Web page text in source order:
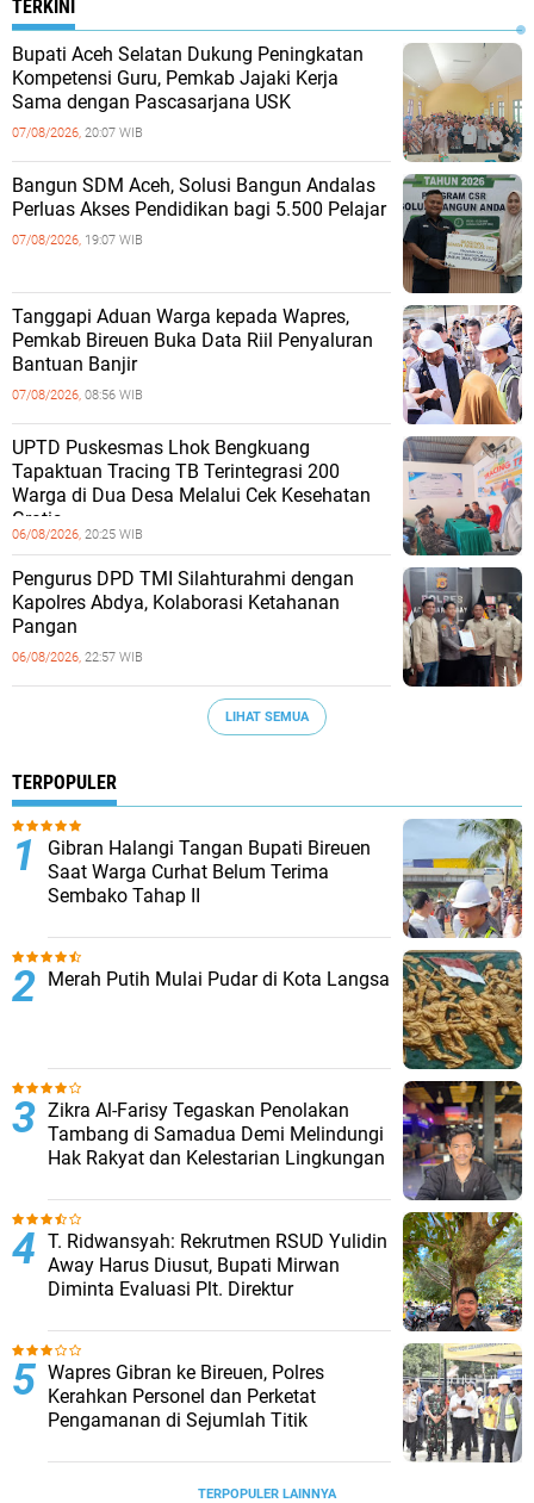
TERKINI
Bupati Aceh Selatan Dukung Peningkatan
Kompetensi Guru, Pemkab Jajaki Kerja
Sama dengan Pascasarjana USK
07/08/2026, 20:07 WIB
‎Bangun SDM Aceh, Solusi Bangun Andalas
Perluas Akses Pendidikan bagi 5.500 Pelajar ‎
07/08/2026, 19:07 WIB
Tanggapi Aduan Warga kepada Wapres,
Pemkab Bireuen Buka Data Riil Penyaluran
Bantuan Banjir
07/08/2026, 08:56 WIB
UPTD Puskesmas Lhok Bengkuang
Tapaktuan ‎Tracing TB Terintegrasi 200
Warga di Dua Desa Melalui Cek Kesehatan
Gratis
06/08/2026, 20:25 WIB
Pengurus DPD TMI Silahturahmi dengan
Kapolres Abdya, Kolaborasi Ketahanan
Pangan
06/08/2026, 22:57 WIB
LIHAT SEMUA
TERPOPULER
Gibran Halangi Tangan Bupati Bireuen
Saat Warga Curhat Belum Terima
Sembako Tahap II
Merah Putih Mulai Pudar di Kota Langsa
Zikra Al-Farisy Tegaskan Penolakan
Tambang di Samadua Demi Melindungi
Hak Rakyat dan Kelestarian Lingkungan
T. Ridwansyah: Rekrutmen RSUD Yulidin
Away Harus Diusut, Bupati Mirwan
Diminta Evaluasi Plt. Direktur
Wapres Gibran ke Bireuen, Polres
Kerahkan Personel dan Perketat
Pengamanan di Sejumlah Titik
TERPOPULER LAINNYA